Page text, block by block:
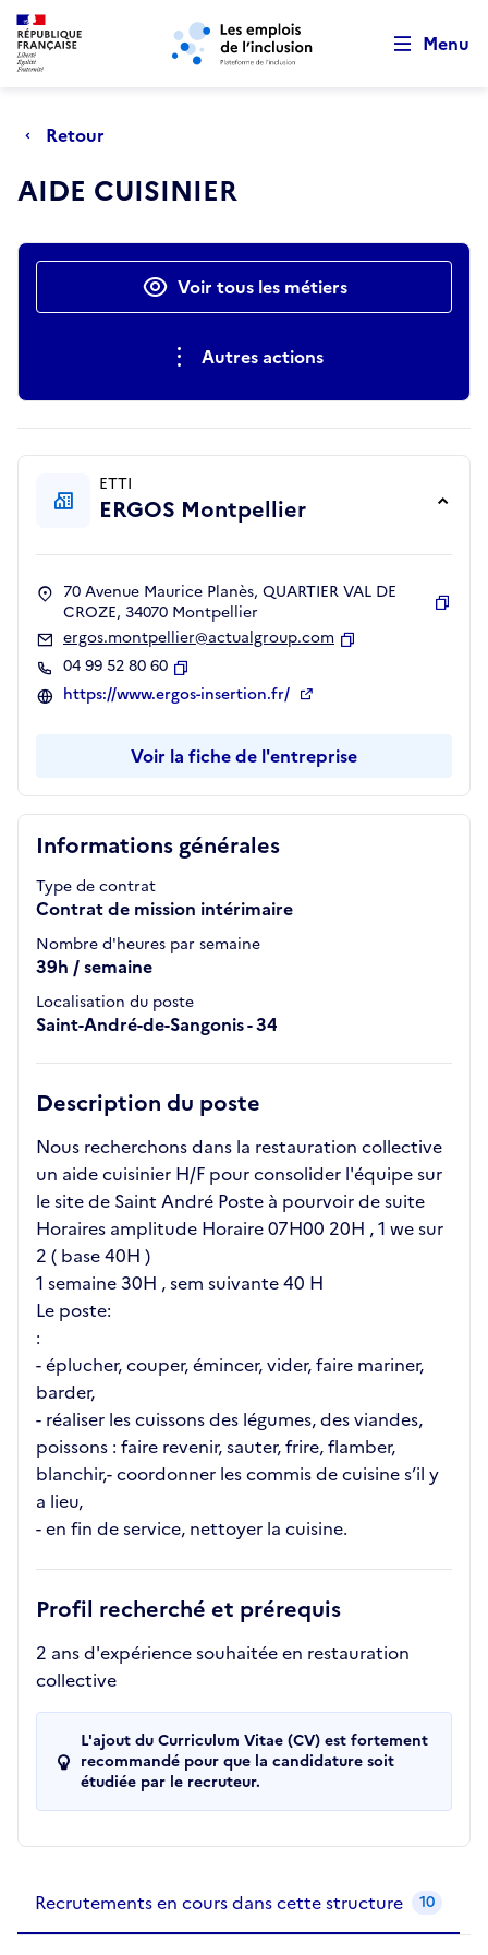
Aller au menu principal Aller au contenu principal
Menu
Retour
AIDE CUISINIER
Actions rapidesVoir tous les métiers
Autres actions
Informations générales
Type de contrat
Contrat de mission intérimaire
Nombre d'heures par semaine
39h / semaine
Localisation du poste
Saint-André-de-Sangonis - 34
Description du poste
Nous recherchons dans la restauration collective
un aide cuisinier H/F pour consolider l'équipe sur
le site de Saint André Poste à pourvoir de suite
Horaires amplitude Horaire 07H00 20H , 1 we sur
2 ( base 40H )
1 semaine 30H , sem suivante 40 H
Le poste:
:
- éplucher, couper, émincer, vider, faire mariner,
barder,
- réaliser les cuissons des légumes, des viandes,
poissons : faire revenir, sauter, frire, flamber,
blanchir,- coordonner les commis de cuisine s’il y
a lieu,
- en fin de service, nettoyer la cuisine.
Profil recherché et prérequis
2 ans d'expérience souhaitée en restauration
collective
L'ajout du Curriculum Vitae (CV) est fortement
recommandé pour que la candidature soit
étudiée par le recruteur.
ETTI
ERGOS Montpellier
70 Avenue Maurice Planès, QUARTIER VAL DE
CROZE, 34070 Montpellier
ergos.montpellier@actualgroup.com
04 99 52 80 60
Copier
https://www.ergos-insertion.fr/
Voir la fiche de l'entreprise
Recrutements en cours dans cette structure 10
Retour au début de la page
Panneau de gestion des cookies